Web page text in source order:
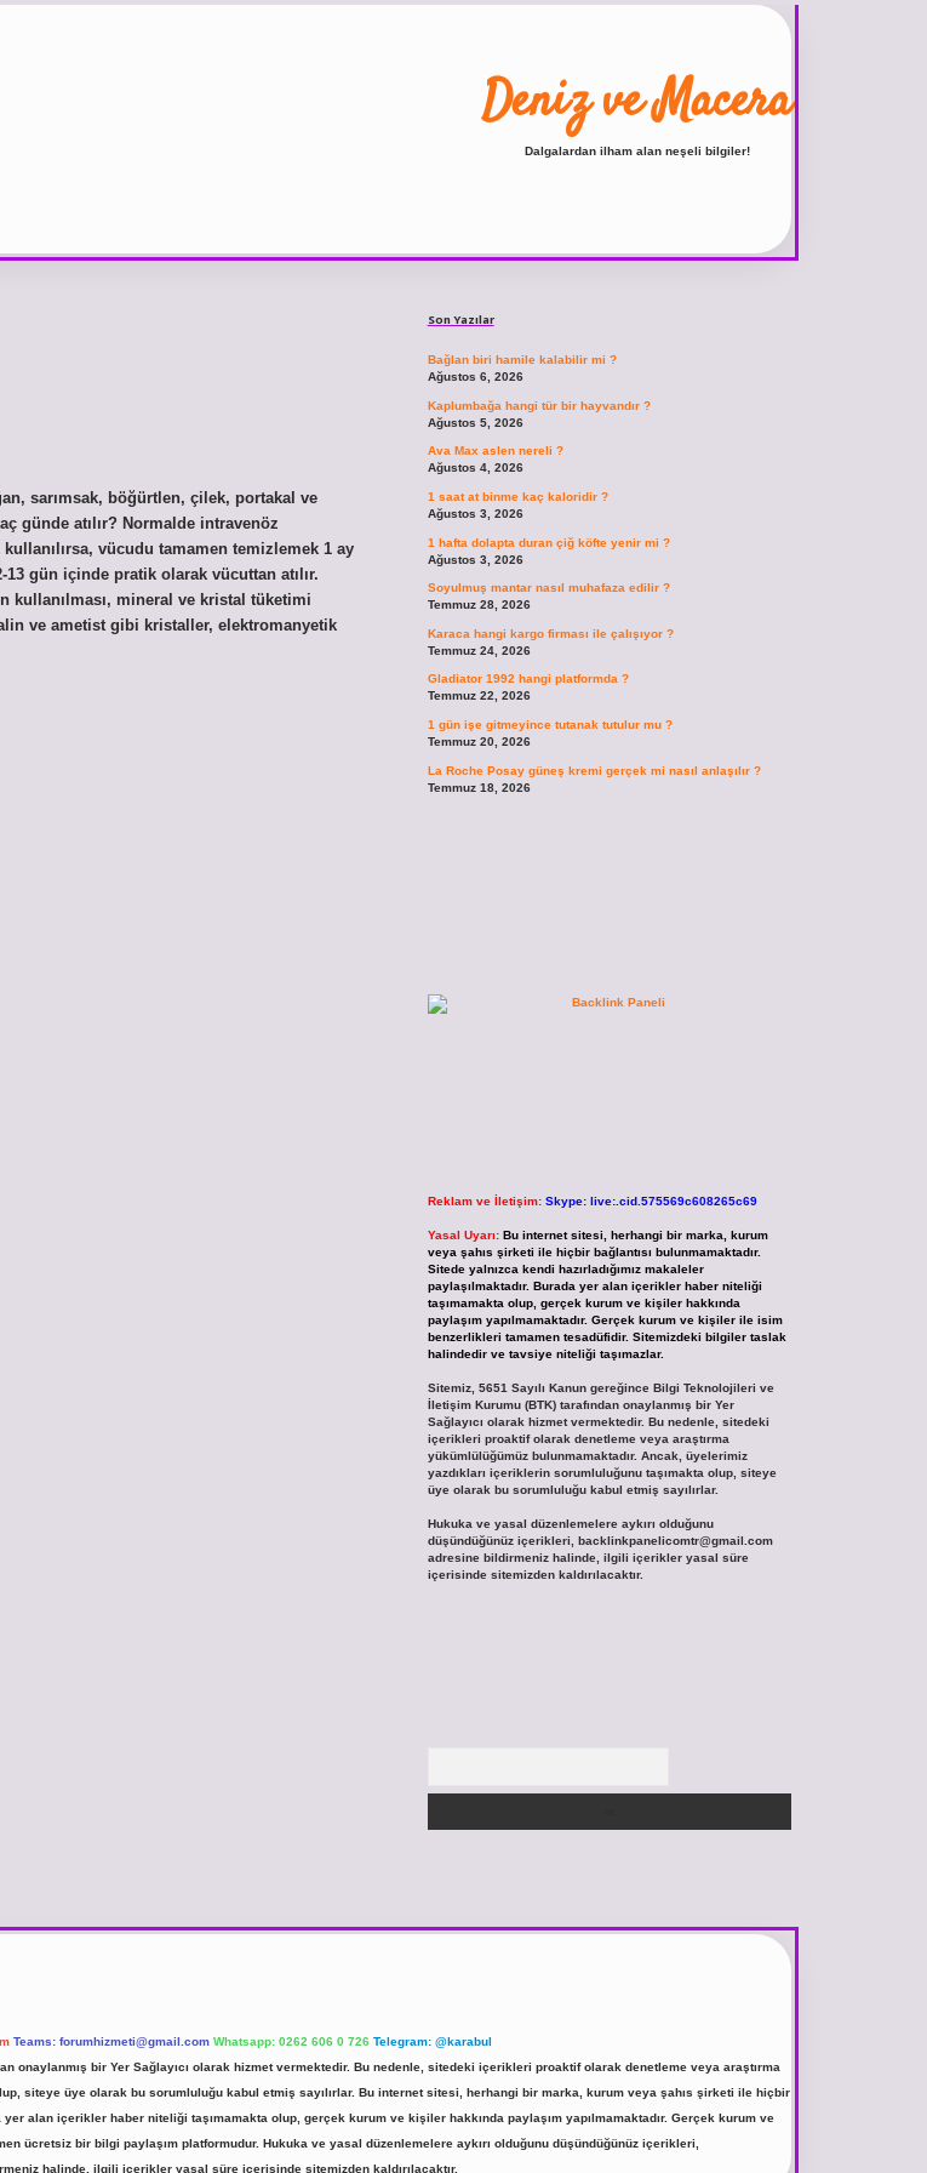
Deniz ve Macera
Dalgalardan ilham alan neşeli bilgiler!
sarımsak, böğürtlen, çilek, portakal ve
günde atılır? Normalde intravenöz
vücudu tamamen temizlemek 1 ay
gün içinde pratik olarak vücuttan atılır.
kullanılması, mineral ve kristal tüketimi
ve ametist gibi kristaller, elektromanyetik
Son Yazılar
Bağlan biri hamile kalabilir mi ?
Ağustos 6, 2026
Kaplumbağa hangi tür bir hayvandır ?
Ağustos 5, 2026
Ava Max aslen nereli ?
Ağustos 4, 2026
1 saat at binme kaç kaloridir ?
Ağustos 3, 2026
1 hafta dolapta duran çiğ köfte yenir mi ?
Ağustos 3, 2026
Soyulmuş mantar nasıl muhafaza edilir ?
Temmuz 28, 2026
Karaca hangi kargo firması ile çalışıyor ?
Temmuz 24, 2026
Gladiator 1992 hangi platformda ?
Temmuz 22, 2026
1 gün işe gitmeyince tutanak tutulur mu ?
Temmuz 20, 2026
La Roche Posay güneş kremi gerçek mi nasıl anlaşılır ?
Temmuz 18, 2026
Reklam ve İletişim: Skype: live:.cid.575569c608265c69
Yasal Uyarı: Bu internet sitesi, herhangi bir marka, kurum
veya şahıs şirketi ile hiçbir bağlantısı bulunmamaktadır.
Sitede yalnızca kendi hazırladığımız makaleler
paylaşılmaktadır. Burada yer alan içerikler haber niteliği
taşımamakta olup, gerçek kurum ve kişiler hakkında
paylaşım yapılmamaktadır. Gerçek kurum ve kişiler ile isim
benzerlikleri tamamen tesadüfidir. Sitemizdeki bilgiler taslak
halindedir ve tavsiye niteliği taşımazlar.
Sitemiz, 5651 Sayılı Kanun gereğince Bilgi Teknolojileri ve
İletişim Kurumu (BTK) tarafından onaylanmış bir Yer
Sağlayıcı olarak hizmet vermektedir. Bu nedenle, sitedeki
içerikleri proaktif olarak denetleme veya araştırma
yükümlülüğümüz bulunmamaktadır. Ancak, üyelerimiz
yazdıkları içeriklerin sorumluluğunu taşımakta olup, siteye
üye olarak bu sorumluluğu kabul etmiş sayılırlar.
Hukuka ve yasal düzenlemelere aykırı olduğunu
düşündüğünüz içerikleri, backlinkpanelicomtr@gmail.com
adresine bildirmeniz halinde, ilgili içerikler yasal süre
içerisinde sitemizden kaldırılacaktır.
ilbetvdcasino giriş sitesivdcasino güncel girişhttps://www.betexper.xyz/
Teams: forumhizmeti@gmail.com Whatsapp: 0262 606 0 726 Telegram: @karabul
onaylanmış bir Yer Sağlayıcı olarak hizmet vermektedir. Bu nedenle, sitedeki içerikleri proaktif olarak denetleme veya araştırma
siteye üye olarak bu sorumluluğu kabul etmiş sayılırlar. Bu internet sitesi, herhangi bir marka, kurum veya şahıs şirketi ile hiçbir
yer alan içerikler haber niteliği taşımamakta olup, gerçek kurum ve kişiler hakkında paylaşım yapılmamaktadır. Gerçek kurum ve
ücretsiz bir bilgi paylaşım platformudur. Hukuka ve yasal düzenlemelere aykırı olduğunu düşündüğünüz içerikleri,
halinde, ilgili içerikler yasal süre içerisinde sitemizden kaldırılacaktır.